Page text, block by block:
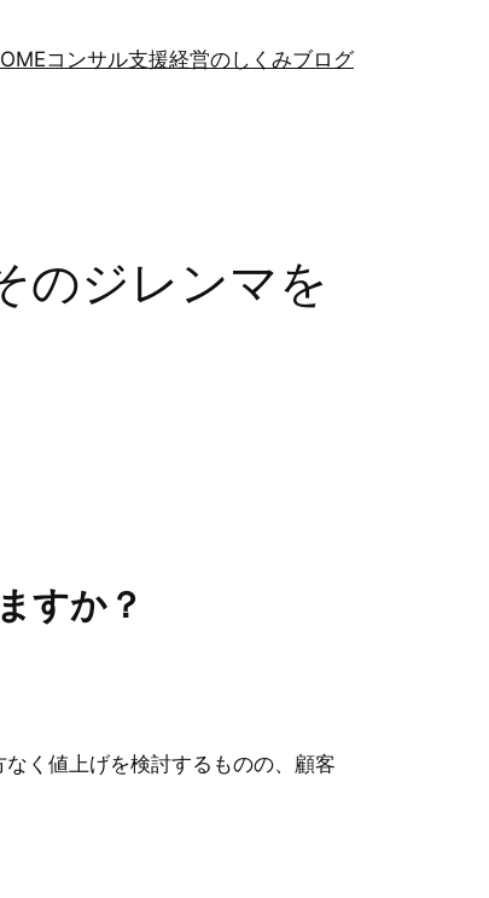
コンサル支援経営のしくみブログ
のジレンマを
すか？
く値上げを検討するものの、顧客